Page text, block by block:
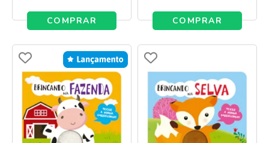
COMPRAR COMPRAR